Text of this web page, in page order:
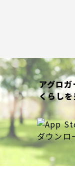
アグロ
くらし